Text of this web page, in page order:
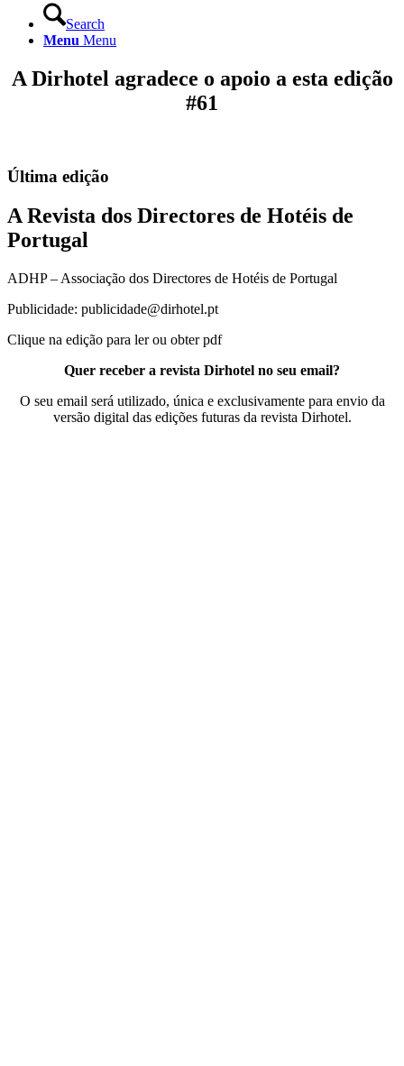
Search
Menu Menu
A Dirhotel agradece o apoio a esta edição
#61
Última edição
A Revista dos Directores de Hotéis de
Portugal
ADHP – Associação dos Directores de Hotéis de Portugal
Publicidade: publicidade@dirhotel.pt
Clique na edição para ler ou obter pdf
Quer receber a revista Dirhotel no seu email?
O seu email será utilizado, única e exclusivamente para envio da
versão digital das edições futuras da revista Dirhotel.